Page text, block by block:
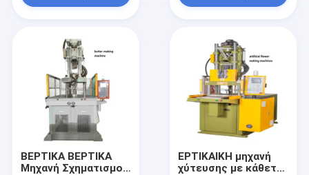
ΒΕΡΤΙΚΑ ΒΕΡΤΙΚΑ
Μηχανή Σχηματισμού
ΕΡΤΙΚΑΙΚΗ μηχανή
χύτευσης με κάθετη